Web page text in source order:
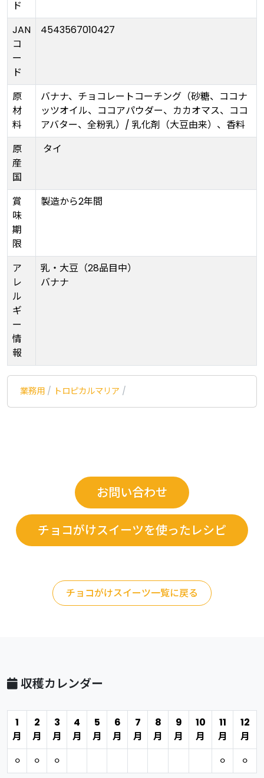
ド
JAN
コ
ー
ド
4543567010427
原
材
料
バナナ、チョコレートコーチング（砂糖、ココナ
ッツオイル、ココアパウダー、カカオマス、ココ
アバター、全粉乳）/ 乳化剤（大豆由来）、香料
原
産
国
タイ
賞
味
期
限
製造から2年間
ア
レ
ル
ギ
ー
情
報
乳・大豆（28品目中）
バナナ
業務用 / トロピカルマリア /
お問い合わせ
チョコがけスイーツを使ったレシピ
チョコがけスイーツ一覧に戻る
収穫カレンダー
1
月
2
月
3
月
4
月
5
月
6
月
7
月
8
月
9
月
10
月
11
月
12
月
⚪︎
⚪︎ ⚪︎ ⚪︎ ⚪︎